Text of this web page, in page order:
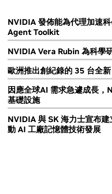
NVIDIA 發佈能為代理加速
Agent Toolkit
NVIDIA Vera Rubin 為科學
歐洲推出創紀錄的 35 台全
因應全球AI 需求急遽成長，
基礎設施
NVIDIA 與 SK 海力士宣布
動 AI 工廠記憶體技術發展